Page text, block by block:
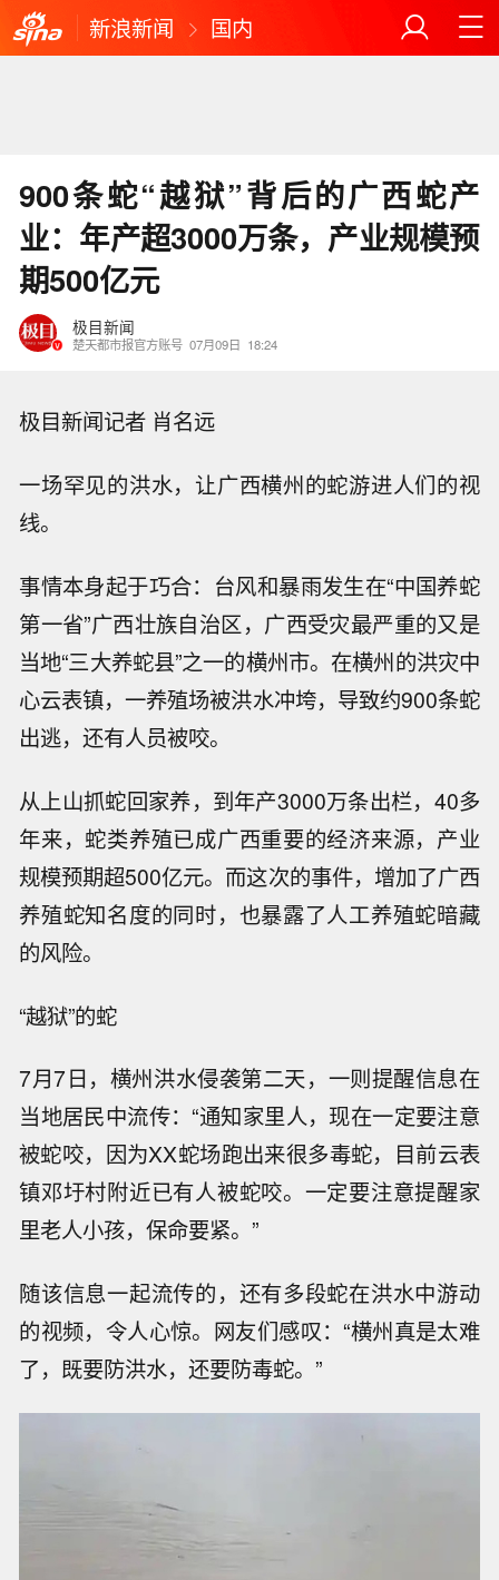
新浪新闻 国内
900条蛇“越狱”背后的广西蛇产
业：年产超3000万条，产业规模预
期500亿元
极目新闻
楚天都市报官方账号 07月09日 18:24
极目新闻记者 肖名远
一场罕见的洪水，让广西横州的蛇游进人们的视
线。
事情本身起于巧合：台风和暴雨发生在“中国养蛇
第一省”广西壮族自治区，广西受灾最严重的又是
当地“三大养蛇县”之一的横州市。在横州的洪灾中
心云表镇，一养殖场被洪水冲垮，导致约900条蛇
出逃，还有人员被咬。
从上山抓蛇回家养，到年产3000万条出栏，40多
年来，蛇类养殖已成广西重要的经济来源，产业
规模预期超500亿元。而这次的事件，增加了广西
养殖蛇知名度的同时，也暴露了人工养殖蛇暗藏
的风险。
“越狱”的蛇
7月7日，横州洪水侵袭第二天，一则提醒信息在
当地居民中流传：“通知家里人，现在一定要注意
被蛇咬，因为XX蛇场跑出来很多毒蛇，目前云表
镇邓圩村附近已有人被蛇咬。一定要注意提醒家
里老人小孩，保命要紧。”
随该信息一起流传的，还有多段蛇在洪水中游动
的视频，令人心惊。网友们感叹：“横州真是太难
了，既要防洪水，还要防毒蛇。”